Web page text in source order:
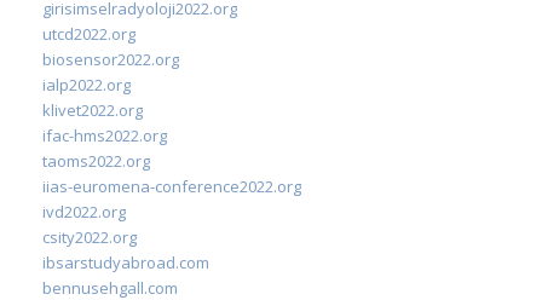
girisimselradyoloji2022.org
utcd2022.org
biosensor2022.org
ialp2022.org
klivet2022.org
ifac-hms2022.org
taoms2022.org
iias-euromena-conference2022.org
ivd2022.org
csity2022.org
ibsarstudyabroad.com
bennusehgall.com